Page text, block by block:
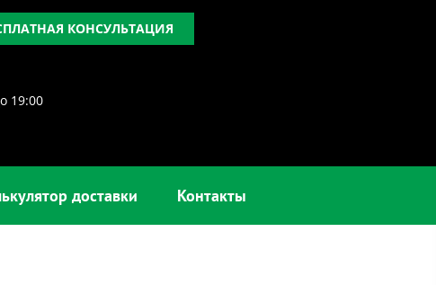
КОНСУЛЬТАЦИЯ
19:00
доставки Контакты